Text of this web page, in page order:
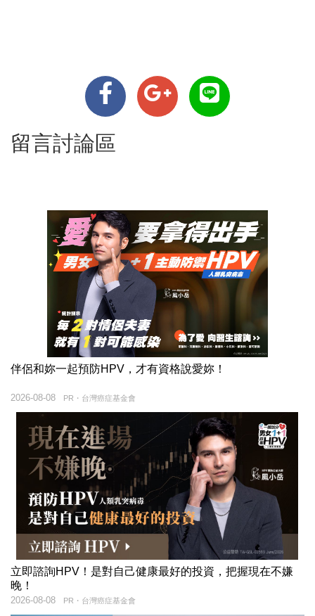
留言討論區
伴侶和妳一起預防HPV，才有資格說愛妳！
PR・台灣癌症基金會
2026-08-08
立即諮詢HPV！是對自己健康最好的投資，把握現在不嫌
晚！
PR・台灣癌症基金會
2026-08-08